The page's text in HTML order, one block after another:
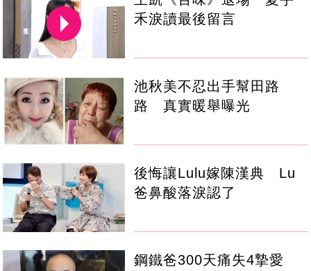
禾淚讀最後留言
池秋美不忍出手幫田路
路 真實暖舉曝光
後悔讓Lulu嫁陳漢典 Lu
爸鼻酸落淚認了
鋼鐵爸300天痛失4摯愛